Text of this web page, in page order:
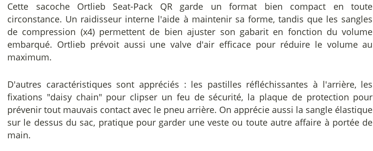
Cette sacoche Ortlieb Seat-Pack QR garde un format bien compact en toute
circonstance. Un raidisseur interne l'aide à maintenir sa forme, tandis que les sangles
de compression (x4) permettent de bien ajuster son gabarit en fonction du volume
embarqué. Ortlieb prévoit aussi une valve d'air efficace pour réduire le volume au
maximum.
D'autres caractéristiques sont appréciés : les pastilles réfléchissantes à l'arrière, les
fixations "daisy chain" pour clipser un feu de sécurité, la plaque de protection pour
prévenir tout mauvais contact avec le pneu arrière. On apprécie aussi la sangle élastique
sur le dessus du sac, pratique pour garder une veste ou toute autre affaire à portée de
main.